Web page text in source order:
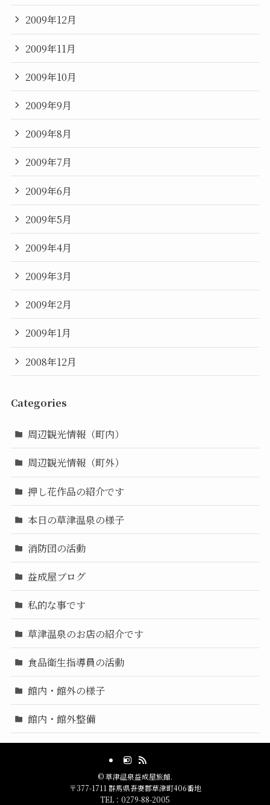
2009年12月
2009年11月
2009年10月
2009年9月
2009年8月
2009年7月
2009年6月
2009年5月
2009年4月
2009年3月
2009年2月
2009年1月
2008年12月
Categories
周辺観光情報（町内）
周辺観光情報（町外）
押し花作品の紹介です
本日の草津温泉の様子
消防団の活動
益成屋ブログ
私的な事です
草津温泉のお店の紹介です
食品衛生指導員の活動
館内・館外の様子
館内・館外整備
©草津温泉益成屋旅館.